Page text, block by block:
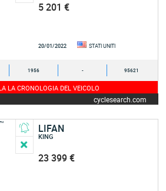
5 201 €
20/01/2022 STATI UNITI
1956 - 95621
LA CRONOLOGIA DEL VEICOLO
cyclesearch.com
LIFAN
KING
23 399 €